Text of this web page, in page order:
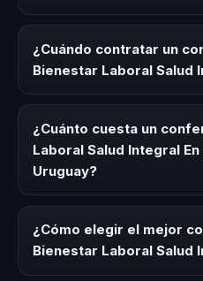
Trabajo es un experto que
estrategias y experiencias
corporativos, convenciones
generar reflexión,
¿Cuándo contratar un
Bienestar Laboral Salud
Salud Integral En el Trabajo
anuales, programas de
o cuando tu organización
cultural relacionado con esta
¿Cuánto cuesta un
Laboral Salud Integral
Uruguay?
modalidad (presencial o
En CHM Uruguay ofrecemos
costo y una propuesta en
¿Cómo elegir el mejor
Bienestar Laboral Salud